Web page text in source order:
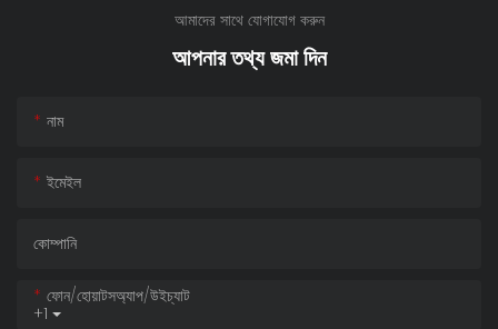
আমাদের সাথে যোগাযোগ করুন
আপনার তথ্য জমা দিন
নাম
ইমেইল
কোম্পানি
+1
ফোন/হোয়াটসঅ্যাপ/উইচ্যাট